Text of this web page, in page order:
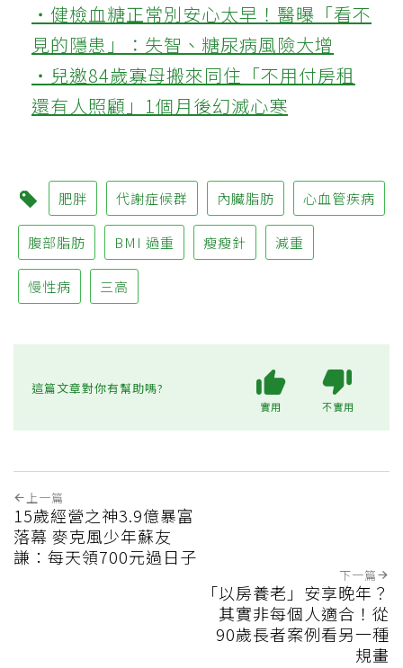
‧健檢血糖正常別安心太早！醫曝「看不
見的隱患」：失智、糖尿病風險大增
‧兒邀84歲寡母搬來同住「不用付房租
還有人照顧」1個月後幻滅心寒
肥胖 代謝症候群 內臟脂肪 心血管疾病
腹部脂肪 BMI 過重 瘦瘦針 減重
慢性病 三高
這篇文章對你有幫助嗎?
實用 不實用
上一篇
15歲經營之神3.9億暴富
落幕 麥克風少年蘇友
謙：每天領700元過日子
下一篇
「以房養老」安享晚年？
其實非每個人適合！從
90歲長者案例看另一種
規畫